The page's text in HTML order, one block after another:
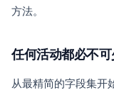
方法。
任何活动都必不
从最精简的字段集开